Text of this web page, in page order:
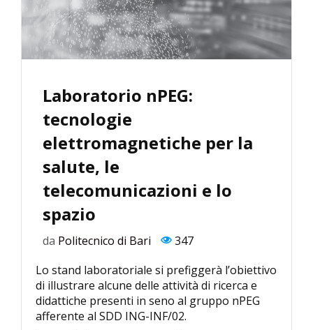
Laboratorio nPEG:
tecnologie
elettromagnetiche per la
salute, le
telecomunicazioni e lo
spazio
da Politecnico di Bari
347
Lo stand laboratoriale si prefiggerà l’obiettivo
di illustrare alcune delle attività di ricerca e
didattiche presenti in seno al gruppo nPEG
afferente al SDD ING-INF/02.